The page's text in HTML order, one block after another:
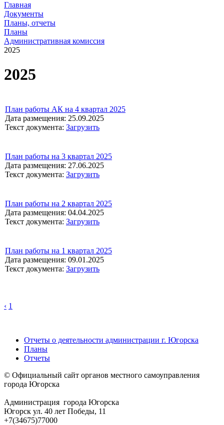
Главная
Документы
Планы, отчеты
Планы
Административная комиссия
2025
2025
План работы АК на 4 квартал 2025
Дата размещения: 25.09.2025
Текст документа: Загрузить
План работы на 3 квартал 2025
Дата размещения: 27.06.2025
Текст документа: Загрузить
План работы на 2 квартал 2025
Дата размещения: 04.04.2025
Текст документа: Загрузить
План работы на 1 квартал 2025
Дата размещения: 09.01.2025
Текст документа: Загрузить
‹ 1
Отчеты о деятельности администрации г. Югорска
Планы
Отчеты
© Официальный сайт органов местного самоуправления
города Югорска
Администрация города Югорска
Югорск ул. 40 лет Победы, 11
+7(34675)77000